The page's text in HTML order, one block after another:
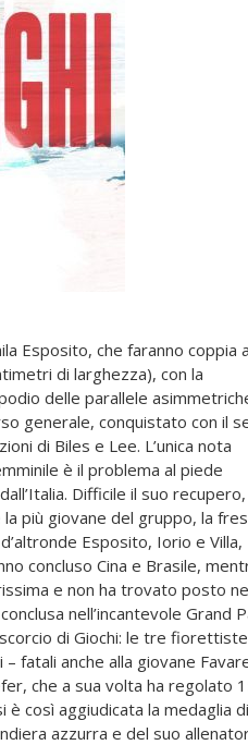
Esposito, che faranno coppia
di larghezza), con la
delle parallele
generale, conquistato con il
di Biles e Lee. L’unica nota
è il problema al piede
Difficile il suo recupero,
più giovane del gruppo, la
Esposito, Iorio e Villa,
concluso Cina e Brasile,
e non ha trovato posto
nell’incantevole Grand
di Giochi: le tre fiorettiste
fatali anche alla giovane
che a sua volta ha regolato
così aggiudicata la medaglia di
azzurra e del suo